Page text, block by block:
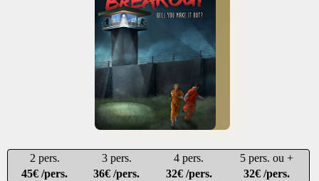
2 pers. 3 pers. 4 pers.
5 pers. ou +
45€ /pers.
36€ /pers. 32€ /pers. 32€ /pers.